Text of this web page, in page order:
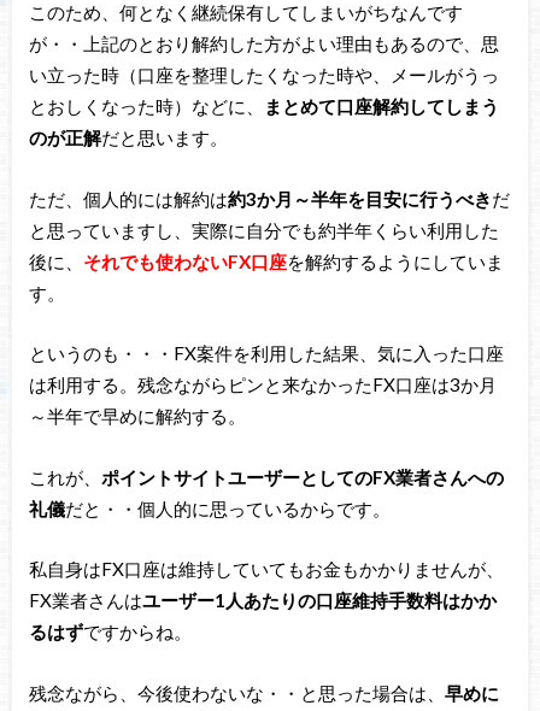
このため、何となく継続保有してしまいがちなんです
が・・上記のとおり解約した方がよい理由もあるので、思
い立った時（口座を整理したくなった時や、メールがうっ
とおしくなった時）などに、
まとめて口座解約してしまう
のが正解だと思います。
ただ、個人的には解約は約3か月～半年を目安に行うべきだ
と思っていますし、実際に自分でも約半年くらい利用した
後に、 それでも使わないFX口座を解約するようにしていま
す。
というのも・・・FX案件を利用した結果、気に入った口座
は利用する。残念ながらピンと来なかったFX口座は3か月
～半年で早めに解約する。
これが、 ポイントサイトユーザーとしてのFX業者さんへの
礼儀だと・・個人的に思っているからです。
私自身はFX口座は維持していてもお金もかかりませんが、
FX業者さんはユーザー1人あたりの口座維持手数料はかか
るはずですからね。
残念ながら、今後使わないな・・と思った場合は、 早めに